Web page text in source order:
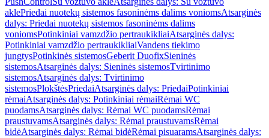
aklePriedai nuotekų sistemos fasoninėms dalims voniomsAtsarginės
dalys: Priedai nuotekų sistemos fasoninėms dalims
voniomsPotinkiniai vamzdžio pertraukikliaiAtsarginės dalys:
Potinkiniai vamzdžio pertraukikliaiVandens tiekimo
jungtysPotinkinės sistemosGeberit DuofixSieninės
sistemosAtsarginės dalys: Sieninės sistemosTvirtinimo
sistemosAtsarginės dalys: Tvirtinimo
sistemosPlokštėsPriedaiAtsarginės dalys: PriedaiPotinkiniai
rėmaiAtsarginės dalys: Potinkiniai rėmaiRėmai WC
puodamsAtsarginės dalys: Rėmai WC puodamsRėmai
praustuvamsAtsarginės dalys: Rėmai praustuvamsRėmai
bidėAtsarginės dalys: Rėmai bidėRėmai pisuaramsAtsarginės dalys: